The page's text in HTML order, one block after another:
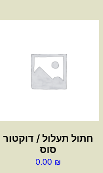
חתול תעלול / דוקטור
סוס
0.00 ₪